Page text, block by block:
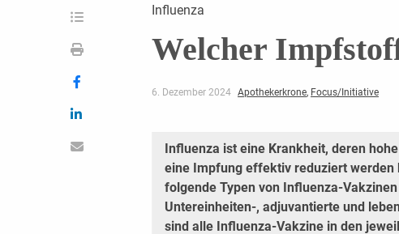
Influenza
Welcher
6. Dezember 2024 Apothekerkrone, Focus/Initiative
Influenza ist eine Krankheit, deren
eine Impfung effektiv reduziert werden
folgende Typen von Influenza-
Untereinheiten-, adjuvantierte und
sind alle Influenza-Vakzine in den